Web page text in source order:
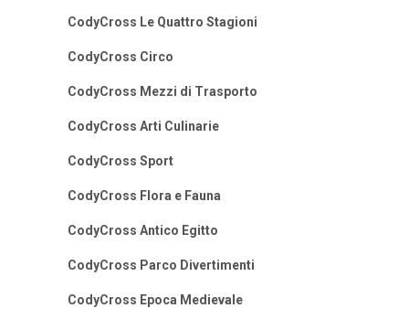
CodyCross Le Quattro Stagioni
CodyCross Circo
CodyCross Mezzi di Trasporto
CodyCross Arti Culinarie
CodyCross Sport
CodyCross Flora e Fauna
CodyCross Antico Egitto
CodyCross Parco Divertimenti
CodyCross Epoca Medievale